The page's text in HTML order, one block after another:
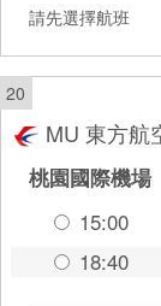
請先選擇航班
20
MU 東方航
桃園國際機場
15:00
18:40